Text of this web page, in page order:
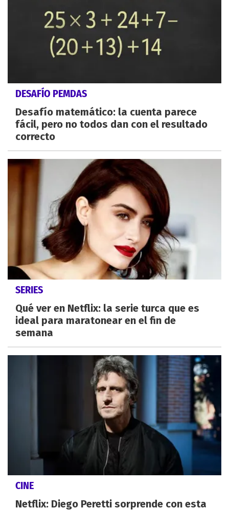
DESAFÍO PEMDAS
Desafío matemático: la cuenta parece
fácil, pero no todos dan con el resultado
correcto
SERIES
Qué ver en Netflix: la serie turca que es
ideal para maratonear en el fin de
semana
CINE
Netflix: Diego Peretti sorprende con esta